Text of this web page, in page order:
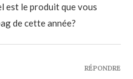
est le produit que vous
de cette année?
RÉPONDRE